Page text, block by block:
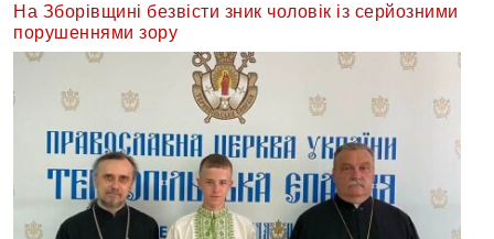
На Зборівщині безвісти зник чоловік із серйозними
порушеннями зору